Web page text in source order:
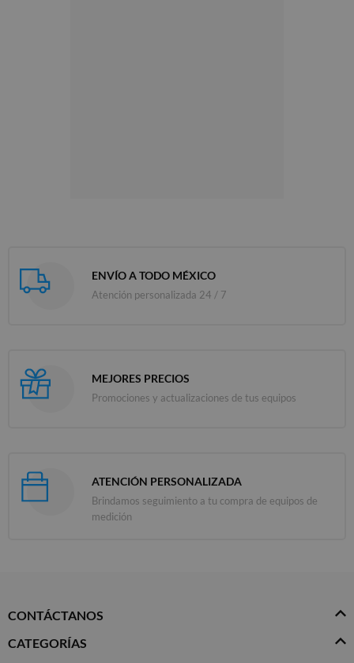
ENVÍO A TODO MÉXICO
Atención personalizada 24 / 7
MEJORES PRECIOS
Promociones y actualizaciones de tus equipos
ATENCIÓN PERSONALIZADA
Brindamos seguimiento a tu compra de equipos de
medición
CONTÁCTANOS
CATEGORÍAS